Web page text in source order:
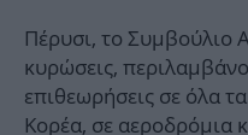
Πέρυσι, το Συμβούλιο
κυρώσεις,
επιθεωρήσεις σε όλα
Κορέα, σε αεροδρόμια